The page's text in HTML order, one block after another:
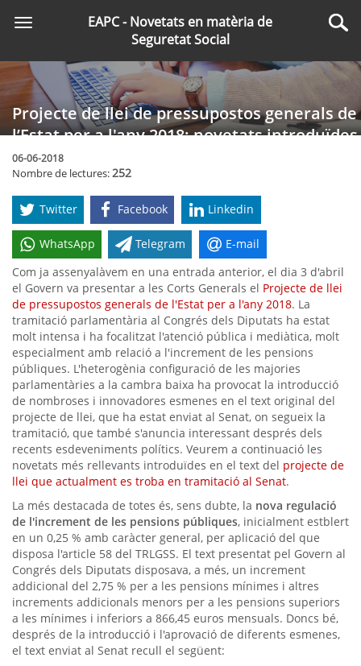
principal
Toggle
EAPC - Novetats en matèria de
Seguretat Social
Projecte de llei de pressupostos generals de
l’Estat per a l'any 2018: novetats introduïdes
en la tramitació al Congrés dels Diputats
06-06-2018
Nombre de lectures:252
Twitter Facebook Linkedin
WhatsApp Telegram
E-mail
Com ja assenyalàvem en una entrada anterior, el dia 3 d'abril
el Govern va presentar a les Corts Generals el Projecte de llei
de pressupostos generals de l'Estat per a l'any 2018. La
tramitació parlamentària al Congrés dels Diputats ha estat
molt intensa i ha focalitzat l'atenció pública i mediàtica, molt
especialment amb relació a l'increment de les pensions
públiques. L'heterogènia configuració de les majories
parlamentàries a la cambra baixa ha provocat la introducció
de nombroses i innovadores esmenes en el text original del
projecte de llei, que ha estat enviat al Senat, on segueix la
tramitació, que també s'anuncia interessant després dels
recents esdeveniments polítics. Veurem a continuació les
novetats més rellevants introduïdes en el text del projecte de
llei que actualment es troba en tramitació al Senat.
La més destacada de totes és, sens dubte, la nova regulació
de l'increment de les pensions públiques, inicialment estblert
en un 0,25 % amb caràcter general, per aplicació del que
disposa l'article 58 del TRLGSS. El text presentat pel Govern al
Congrés dels Diputats disposava, a més, un increment
addicional del 2,75 % per a les pensions mínimes i altres
increments addicionals menors per a les pensions superiors
a les mínimes i inferiors a 866,45 euros mensuals. Doncs bé,
després de la introducció i l'aprovació de diferents esmenes,
el text enviat al Senat recull el següent: